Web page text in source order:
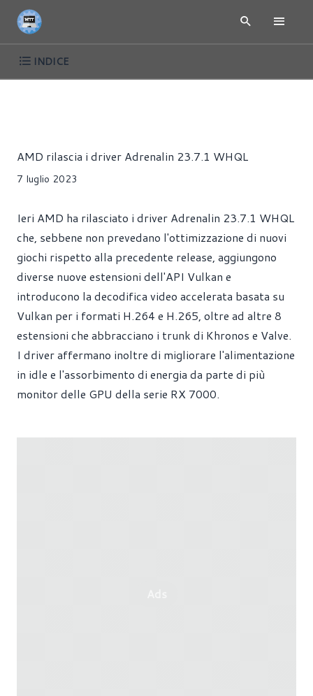
INDICE
AMD rilascia i driver Adrenalin 23.7.1 WHQL
7 luglio 2023
Ieri AMD ha rilasciato i driver Adrenalin 23.7.1 WHQL
che, sebbene non prevedano l'ottimizzazione di nuovi
giochi rispetto alla precedente release, aggiungono
diverse nuove estensioni dell'API Vulkan e
introducono la decodifica video accelerata basata su
Vulkan per i formati H.264 e H.265, oltre ad altre 8
estensioni che abbracciano i trunk di Khronos e Valve.
I driver affermano inoltre di migliorare l'alimentazione
in idle e l'assorbimento di energia da parte di più
monitor delle GPU della serie RX 7000.